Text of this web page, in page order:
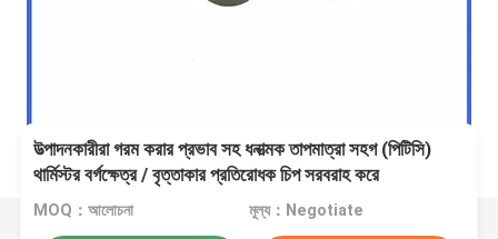
উত্পাদনকারীরা গরম করার প্রভাব সহ ধনাত্মক তাপমাত্রা সহগ (পিটিসি)
থার্মিস্টর বর্গক্ষেত্র / বৃত্তাকার প্রতিরোধক চিপ সরবরাহ করে
MOQ：আলোচনা মূল্য：Negotiate